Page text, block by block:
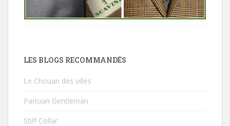
LES BLOGS RECOMMANDÉS
Le Chouan des villes
Parisian Gentleman
Stiff Collar